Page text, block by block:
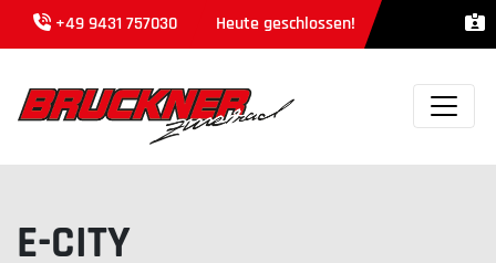
+49 9431 757030 Heute geschlossen!
E-CITY